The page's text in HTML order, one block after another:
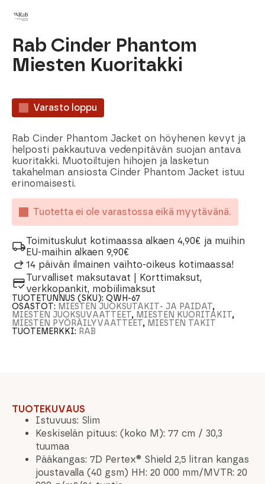
Rab Cinder Phantom
Miesten Kuoritakki
Varasto loppu
Rab Cinder Phantom Jacket on höyhenen kevyt ja
helposti pakkautuva vedenpitävän suojan antava
kuoritakki. Muotoiltujen hihojen ja lasketun
takahelman ansiosta Cinder Phantom Jacket istuu
erinomaisesti.
Tuotetta ei ole varastossa eikä myytävänä.
Toimituskulut kotimaassa alkaen 4,90€ ja muihin
EU-maihin alkaen 9,90€
14 päivän ilmainen vaihto-oikeus kotimaassa!
Turvalliset maksutavat | Korttimaksut,
verkkopankit, mobiilimaksut
TUOTETUNNUS (SKU):QWH-67
OSASTOT: MIESTEN JUOKSUTAKIT- JA PAIDAT,
MIESTEN JUOKSUVAATTEET, MIESTEN KUORITAKIT,
MIESTEN PYÖRÄILYVAATTEET, MIESTEN TAKIT
TUOTEMERKKI: RAB
TUOTEKUVAUS
Istuvuus: Slim
Keskiselän pituus: (koko M): 77 cm / 30,3
tuumaa
Pääkangas: 7D Pertex® Shield 2,5 litran kangas
joustavalla (40 gsm) HH: 20 000 mm/MVTR: 20